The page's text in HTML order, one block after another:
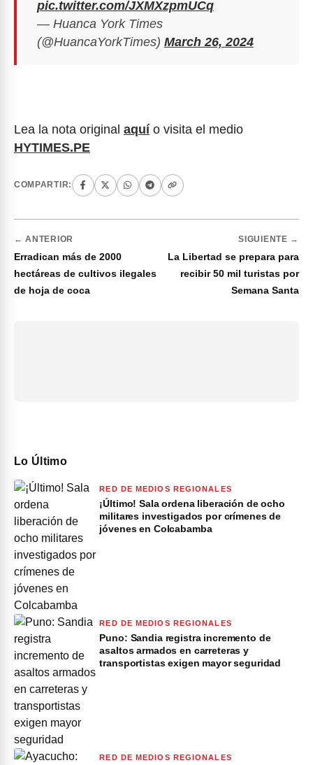
pic.twitter.com/JXMXzpmUCq
— Huanca York Times
(@HuancaYorkTimes) March 26, 2024
Lea la nota original aquí o visita el medio
HYTIMES.PE
COMPARTIR:
← ANTERIOR
Erradican más de 2000
hectáreas de cultivos ilegales
de hoja de coca
SIGUIENTE →
La Libertad se prepara para
recibir 50 mil turistas por
Semana Santa
Lo Último
RED DE MEDIOS REGIONALES
¡Último! Sala ordena liberación de ocho
militares investigados por crímenes de
jóvenes en Colcabamba
RED DE MEDIOS REGIONALES
Puno: Sandia registra incremento de
asaltos armados en carreteras y
transportistas exigen mayor seguridad
RED DE MEDIOS REGIONALES